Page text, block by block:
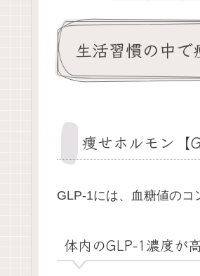
生活習慣の中
痩せホルモン【
GLP-1には、血糖値のコ
体内のGLP-1濃度が